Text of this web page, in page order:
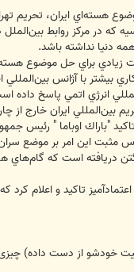
هسته‌اي ايران، تحريم
كه در مركز روابط
دنيا نداشته باشد.
با آژانس بين‌المللي
انرژي اتمي پاسخ
بين‌المللي ايران خارج
"باراك اوباما " رئيس
مثبت اين امر بر موضع
دريافته است كه گام‌هاي
تاكيد و اعلام
خودشو از دست داده) چیزی